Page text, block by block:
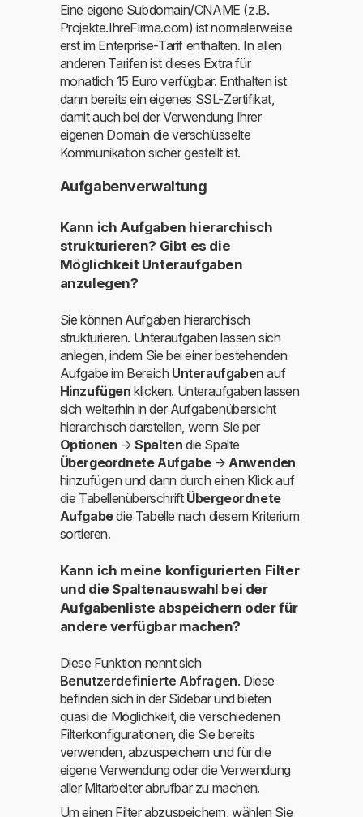
Eine eigene Subdomain/CNAME (z.B.
Projekte.IhreFirma.com) ist normalerweise
erst im Enterprise-Tarif enthalten. In allen
anderen Tarifen ist dieses Extra für
monatlich 15 Euro verfügbar. Enthalten ist
dann bereits ein eigenes SSL-Zertifikat,
damit auch bei der Verwendung Ihrer
eigenen Domain die verschlüsselte
Kommunikation sicher gestellt ist.
Aufgabenverwaltung
Kann ich Aufgaben hierarchisch
strukturieren? Gibt es die
Möglichkeit Unteraufgaben
anzulegen?
Sie können Aufgaben hierarchisch
strukturieren. Unteraufgaben lassen sich
anlegen, indem Sie bei einer bestehenden
Aufgabe im Bereich Unteraufgaben auf
Hinzufügen klicken. Unteraufgaben lassen
sich weiterhin in der Aufgabenübersicht
hierarchisch darstellen, wenn Sie per
Optionen →Spalten die Spalte
Übergeordnete Aufgabe→Anwenden
hinzufügen und dann durch einen Klick auf
die Tabellenüberschrift Übergeordnete
Aufgabedie Tabelle nach diesem Kriterium
sortieren.
Kann ich meine konfigurierten Filter
und die Spaltenauswahl bei der
Aufgabenliste abspeichern oder für
andere verfügbar machen?
Diese Funktion nennt sich
Benutzerdefinierte Abfragen. Diese
befinden sich in der Sidebar und bieten
quasi die Möglichkeit, die verschiedenen
Filterkonfigurationen, die Sie bereits
verwenden, abzuspeichern und für die
eigene Verwendung oder die Verwendung
aller Mitarbeiter abrufbar zu machen.
Um einen Filter abzuspeichern, wählen Sie